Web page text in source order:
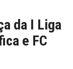
da I Liga
e FC